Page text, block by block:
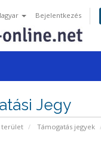
Bejelentkezés
Jegy
terület Támogatás jegyek